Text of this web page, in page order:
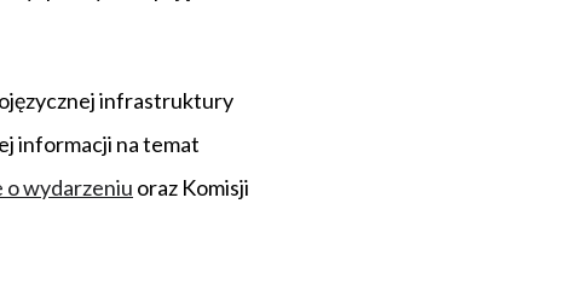
infrastruktury
informacji na temat
wydarzeniu oraz Komisji